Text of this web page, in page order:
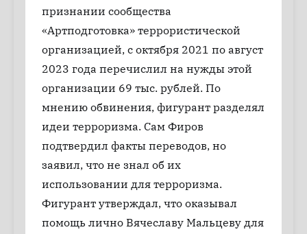
признании сообщества
«Артподготовка» террористической
организацией, с октября 2021 по август
2023 года перечислил на нужды этой
организации 69 тыс. рублей. По
мнению обвинения, фигурант разделял
идеи терроризма. Сам Фиров
подтвердил факты переводов, но
заявил, что не знал об их
использовании для терроризма.
Фигурант утверждал, что оказывал
помощь лично Вячеславу Мальцеву для